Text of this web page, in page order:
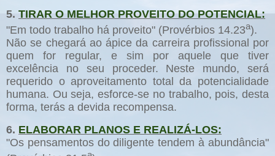
5. TIRAR O MELHOR PROVEITO DO POTENCIAL:
"Em todo trabalho há proveito" (Provérbios 14.23a).
Não se chegará ao ápice da carreira profissional por
quem for regular, e sim por aquele que tiver
excelência no seu proceder. Neste mundo, será
requerido o aproveitamento total da potencialidade
humana. Ou seja, esforce-se no trabalho, pois, desta
forma, terás a devida recompensa.
6. ELABORAR PLANOS E REALIZÁ-LOS:
"Os pensamentos do diligente tendem à abundância"